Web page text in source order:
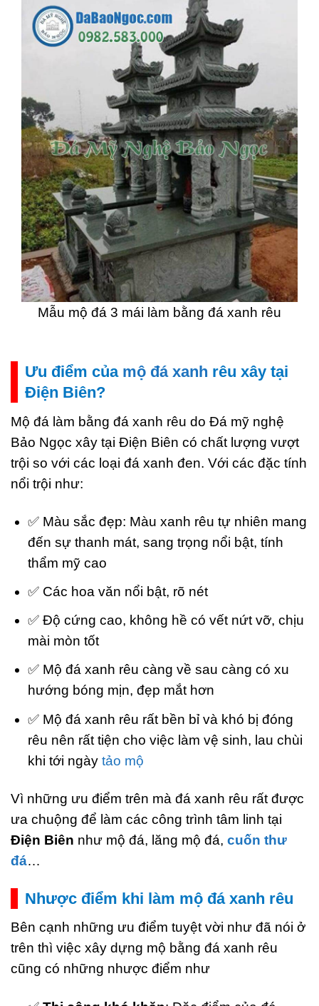
Mẫu mộ đá 3 mái làm bằng đá xanh rêu
Ưu điểm của mộ đá xanh rêu xây tại
Điện Biên?
Mộ đá làm bằng đá xanh rêu do Đá mỹ nghệ
Bảo Ngọc xây tại Điện Biên có chất lượng vượt
trội so với các loại đá xanh đen. Với các đặc tính
nổi trội như:
✅ Màu sắc đẹp: Màu xanh rêu tự nhiên mang
đến sự thanh mát, sang trọng nổi bật, tính
thẩm mỹ cao
✅ Các hoa văn nổi bật, rõ nét
✅ Độ cứng cao, không hề có vết nứt vỡ, chịu
mài mòn tốt
✅ Mộ đá xanh rêu càng về sau càng có xu
hướng bóng mịn, đẹp mắt hơn
✅ Mộ đá xanh rêu rất bền bỉ và khó bị đóng
rêu nên rất tiện cho việc làm vệ sinh, lau chùi
khi tới ngàytảo mộ
Vì những ưu điểm trên mà đá xanh rêu rất được
ưa chuộng để làm các công trình tâm linh tại
Điện Biên như mộ đá, lăng mộ đá, cuốn thư
đá…
Nhược điểm khi làm mộ đá xanh rêu
Bên cạnh những ưu điểm tuyệt vời như đã nói ở
trên thì việc xây dựng mộ bằng đá xanh rêu
cũng có những nhược điểm như